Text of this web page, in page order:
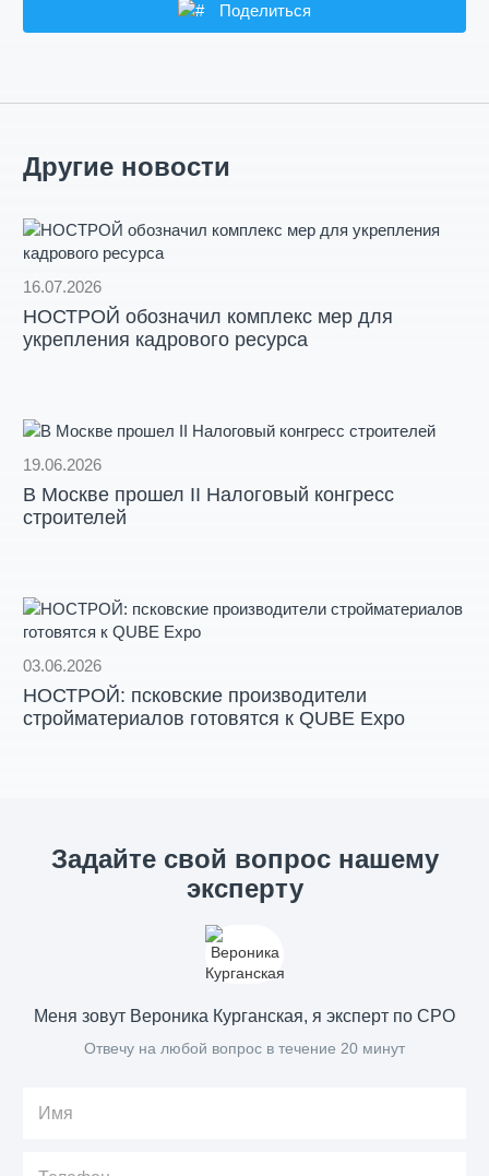
Поделиться
Другие новости
16.07.2026
НОСТРОЙ обозначил комплекс мер для
укрепления кадрового ресурса
19.06.2026
В Москве прошел II Налоговый конгресс
строителей
03.06.2026
НОСТРОЙ: псковские производители
стройматериалов готовятся к QUBE Expo
Задайте свой вопрос нашему
эксперту
Меня зовут Вероника Курганская, я эксперт по СРО
Отвечу на любой вопрос в течение 20 минут